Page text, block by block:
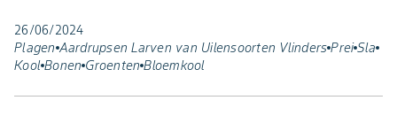
26/06/2024
Plagen Aardrupsen Larven van Uilensoorten Vlinders Prei Sla
Kool Bonen Groenten Bloemkool